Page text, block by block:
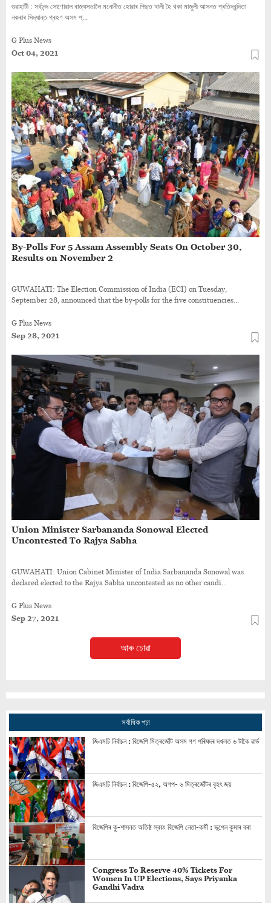
গুৱাহাটী : সৰ্বানন্দ সোণোৱাল ৰাজ্যসভালৈ মনোনীত হোৱাৰ পিছত খালী হৈ থকা মাজুলী আসনত প্ৰতিদ্বন্দিতা
নকৰাৰ সিদ্ধান্ত গ্ৰহণ অসম প্...
G Plus News
Oct 04, 2021
By-Polls For 5 Assam Assembly Seats On October 30,
Results on November 2
GUWAHATI: The Election Commission of India (ECI) on Tuesday,
September 28, announced that the by-polls for the five constituencies...
G Plus News
Sep 28, 2021
Union Minister Sarbananda Sonowal Elected
Uncontested To Rajya Sabha
GUWAHATI: Union Cabinet Minister of India Sarbananda Sonowal was
declared elected to the Rajya Sabha uncontested as no other candi...
G Plus News
Sep 27, 2021
আৰু চোৱা
সৰ্বাধিক পঢ়া
জিএমচি নিৰ্বাচন : বিজেপি মিত্ৰজোঁট অসম গণ পৰিষদৰ দখলত ৬ টাকৈ ৱাৰ্ড
জিএমচি নিৰ্বাচন : বিজেপি-৫২, অগপ- ৬ মিত্ৰজোঁটৰ বৃহৎ জয়
বিজেপিৰ কু-শাসনত অতিষ্ঠ স্বয়ং বিজেপি নেতা-কৰ্মী : ভূপেন কুমাৰ বৰা
Congress To Reserve 40% Tickets For
Women In UP Elections, Says Priyanka
Gandhi Vadra